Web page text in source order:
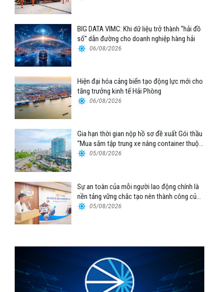
BIG DATA VIMC: Khi dữ liệu trở thành “hải đồ
số” dẫn đường cho doanh nghiệp hàng hải
06/08/2026
Hiện đại hóa cảng biển tạo động lực mới cho
tăng trưởng kinh tế Hải Phòng
06/08/2026
Gia hạn thời gian nộp hồ sơ đề xuất Gói thầu
“Mua sắm tập trung xe nâng container thuộc
Tổng công ty Hàng hải Việt Nam – CTCP”
05/08/2026
Sự an toàn của mỗi người lao động chính là
nền tảng vững chắc tạo nên thành công của
Cảng Đà Nẵng
05/08/2026